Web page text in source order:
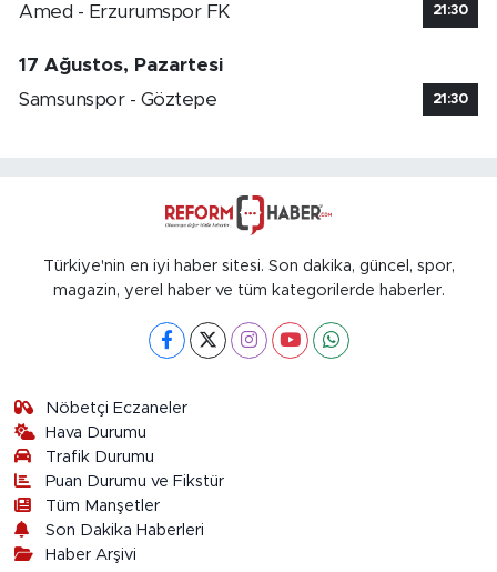
Amed - Erzurumspor FK 21:30
17 Ağustos, Pazartesi
Samsunspor - Göztepe
21:30
Türkiye'nin en iyi haber sitesi. Son dakika, güncel, spor,
magazin, yerel haber ve tüm kategorilerde haberler.
Nöbetçi Eczaneler
Hava Durumu
Trafik Durumu
Puan Durumu ve Fikstür
Tüm Manşetler
Son Dakika Haberleri
Haber Arşivi